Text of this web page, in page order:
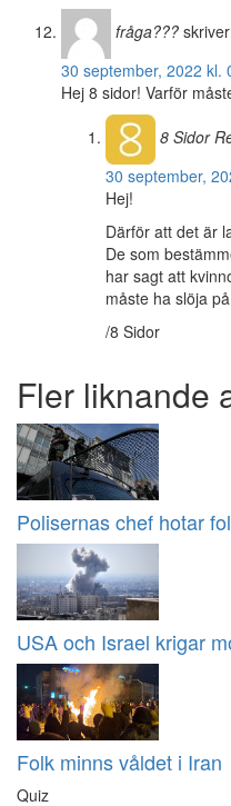
fråga???
30 september, 2022 kl.
Hej 8 sidor! Varför
8 Sidor
30 september,
Hej!
Därför att det är
De som
har sagt att
måste ha slöja
/8 Sidor
Fler liknande
Polisernas chef hotar
USA och Israel krigar
Folk minns våldet i Iran
Quiz